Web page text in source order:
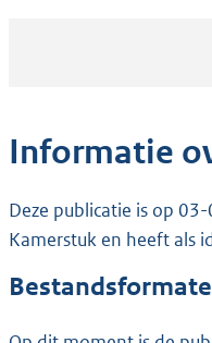
Informatie
Deze publicatie is op
Kamerstuk en heeft als